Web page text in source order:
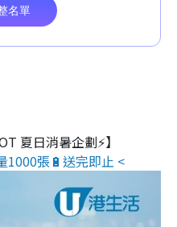
夏日消暑企劃⚡】
1000張🔋送完即止 <